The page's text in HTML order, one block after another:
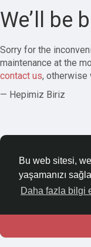
Bu web sitesi,
yaşamanızı
Daha fazla bilgi
We’ll be
Sorry for the
maintenance at the
contact us, otherwise
— Hepimiz Biriz